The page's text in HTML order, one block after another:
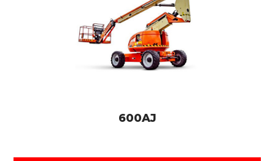
600AJ